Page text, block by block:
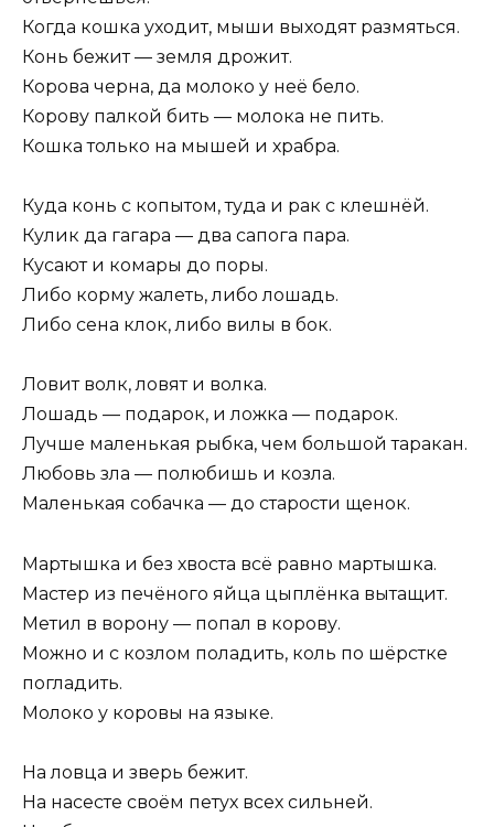
Когда кошка уходит, мыши выходят размяться.
Конь бежит — земля дрожит.
Корова черна, да молоко у неё бело.
Корову палкой бить — молока не пить.
Кошка только на мышей и храбра.
Куда конь с копытом, туда и рак с клешнёй.
Кулик да гагара — два сапога пара.
Кусают и комары до поры.
Либо корму жалеть, либо лошадь.
Либо сена клок, либо вилы в бок.
Ловит волк, ловят и волка.
Лошадь — подарок, и ложка — подарок.
Лучше маленькая рыбка, чем большой таракан.
Любовь зла — полюбишь и козла.
Маленькая собачка — до старости щенок.
Мартышка и без хвоста всё равно мартышка.
Мастер из печёного яйца цыплёнка вытащит.
Метил в ворону — попал в корову.
Можно и с козлом поладить, коль по шёрстке
погладить.
Молоко у коровы на языке.
На ловца и зверь бежит.
На насесте своём петух всех сильней.